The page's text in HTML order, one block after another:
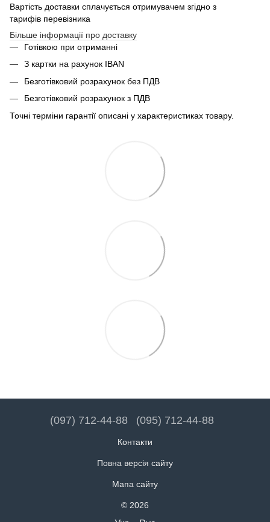
Вартість доставки сплачується отримувачем згідно з
тарифів перевізника
Більше інформації про доставку
Готівкою при отриманні
З картки на рахунок IBAN
Безготівковий розрахунок без ПДВ
Безготівковий розрахунок з ПДВ
Точні терміни гарантії описані у характеристиках товару.
(097) 712-44-88 (095) 712-44-88
Контакти
Повна версія сайту
Мапа сайту
© 2026